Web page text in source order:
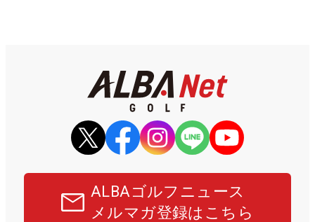
ALBAゴルフニュース
メルマガ登録はこちら